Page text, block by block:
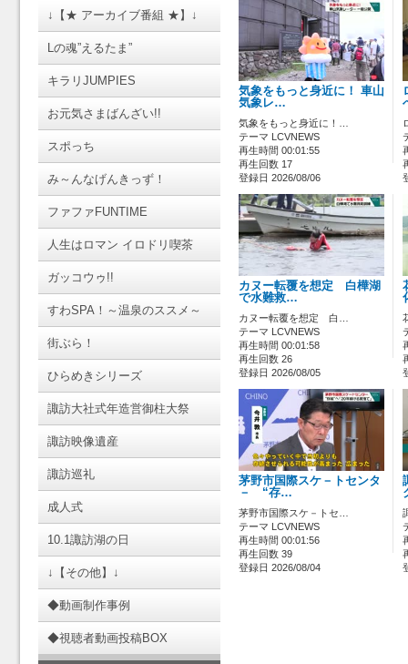
↓【★ アーカイブ番組 ★】↓
Lの魂”えるたま”
キラリJUMPIES
お元気さまばんざい!!
スポっち
み～んなげんきっず！
ファファFUNTIME
人生はロマン イロドリ喫茶
ガッコウゥ!!
すわSPA！～温泉のススメ～
街ぶら！
ひらめきシリーズ
諏訪大社式年造営御柱大祭
諏訪映像遺産
諏訪巡礼
成人式
10.1諏訪湖の日
↓【その他】↓
◆動画制作事例
◆視聴者動画投稿BOX
気象をもっと身近に！ 車山
気象レ…
気象をもっと身近に！…
テーマ LCVNEWS
再生時間 00:01:55
再生回数 17
登録日 2026/08/06
カヌー転覆を想定 白樺湖
で水難救…
カヌー転覆を想定 白…
テーマ LCVNEWS
再生時間 00:01:58
再生回数 26
登録日 2026/08/05
茅野市国際スケ－トセンタ
－ “存…
茅野市国際スケ－トセ…
テーマ LCVNEWS
再生時間 00:01:56
再生回数 39
登録日 2026/08/04